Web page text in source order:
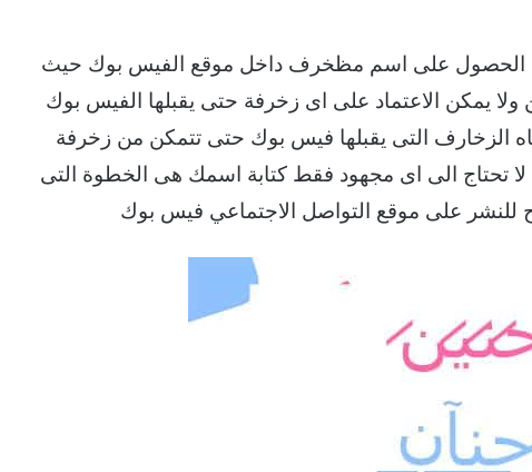
هى الحصول على اسم مظخرف داخل موقع الفيس بوك حيث
يمكن الاعتماد على اى زخرفة حتى يقبلها الفيس بوك
التى يقبلها فيس بوك حتى تتمكن من زخرفة
تحتاج الى اى مجهود فقط كتابة اسمك هى الخطوة التى
على موقع التواصل الاجتماعي فيس بوك